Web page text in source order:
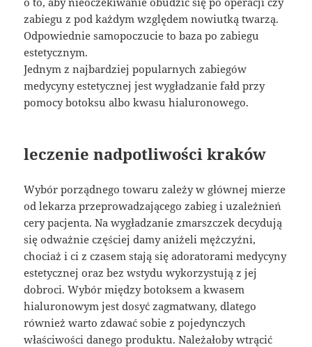
zabiegu z pod każdym względem nowiutką twarzą.
Odpowiednie samopoczucie to baza po zabiegu
estetycznym.
Jednym z najbardziej popularnych zabiegów
medycyny estetycznej jest wygładzanie fałd przy
pomocy botoksu albo kwasu hialuronowego.
leczenie nadpotliwości kraków
Wybór porządnego towaru zależy w głównej mierze
od lekarza przeprowadzającego zabieg i uzależnień
cery pacjenta. Na wygładzanie zmarszczek decydują
się odważnie częściej damy aniżeli mężczyźni,
chociaż i ci z czasem stają się adoratorami medycyny
estetycznej oraz bez wstydu wykorzystują z jej
dobroci. Wybór między botoksem a kwasem
hialuronowym jest dosyć zagmatwany, dlatego
również warto zdawać sobie z pojedynczych
właściwości danego produktu. Należałoby wtrącić